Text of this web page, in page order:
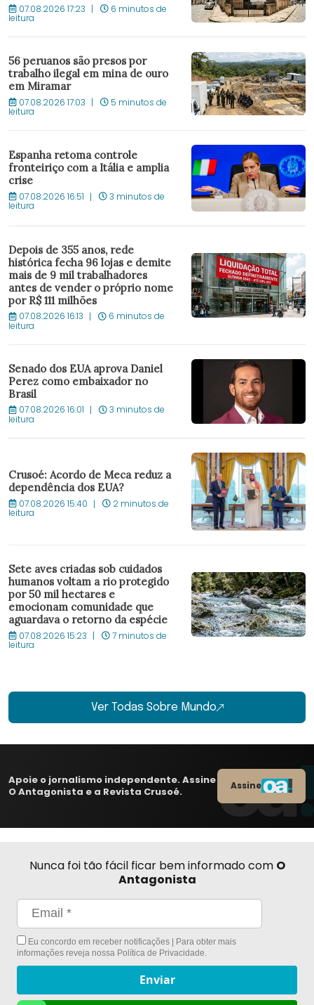
07.08.2026 17:23 6 minutos de
leitura
56 peruanos são presos por
trabalho ilegal em mina de ouro
em Miramar
07.08.2026 17:03 5 minutos de
leitura
Espanha retoma controle
fronteiriço com a Itália e amplia
crise
07.08.2026 16:51 3 minutos de
leitura
Depois de 355 anos, rede
histórica fecha 96 lojas e demite
mais de 9 mil trabalhadores
antes de vender o próprio nome
por R$ 111 milhões
07.08.2026 16:13 6 minutos de
leitura
Senado dos EUA aprova Daniel
Perez como embaixador no
Brasil
07.08.2026 16:01 3 minutos de
leitura
Crusoé: Acordo de Meca reduz a
dependência dos EUA?
07.08.2026 15:40 2 minutos de
leitura
Sete aves criadas sob cuidados
humanos voltam a rio protegido
por 50 mil hectares e
emocionam comunidade que
aguardava o retorno da espécie
07.08.2026 15:23 7 minutos de
leitura
Ver Todas Sobre Mundo
Apoie o jornalismo independente. Assine
O Antagonista e a Revista Crusoé.
Assine
Nunca foi tão fácil ficar bem informado com O
Antagonista
Eu concordo em receber notificações | Para obter mais
informações reveja nossa Política de Privacidade
Enviar